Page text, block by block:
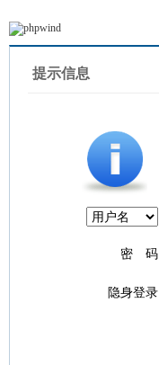
提示信息
密 码
隐身登录